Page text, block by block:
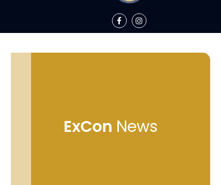
ExCon News